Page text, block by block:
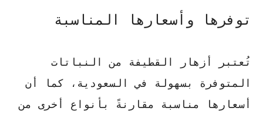
توفرها وأسعارها المناسبة
تُعتبر أزهار القطيفة من النباتات
المتوفرة بسهولة في السعودية، كما أن
أسعارها مناسبة مقارنةً بأنواع أخرى من